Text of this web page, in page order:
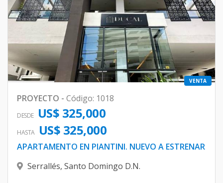
VENTA
PROYECTO - Código: 1018
DESDE US$ 325,000
HASTA US$ 325,000
APARTAMENTO EN PIANTINI. NUEVO A ESTRENAR
Serrallés, Santo Domingo D.N.